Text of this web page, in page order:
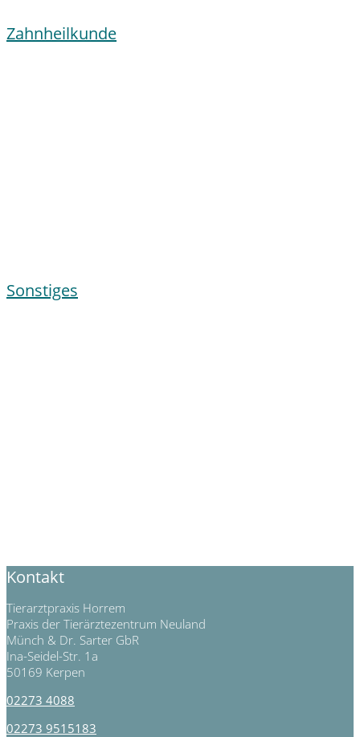
Zahnheilkunde
Sonstiges
Kontakt
Tierarztpraxis Horrem
Praxis der Tierärztezentrum Neuland
Münch & Dr. Sarter GbR
Ina-Seidel-Str. 1a
50169 Kerpen
02273 4088
02273 9515183